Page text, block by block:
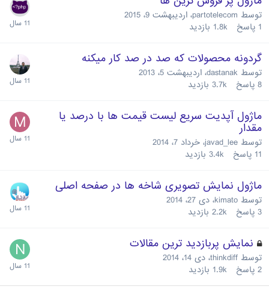
توسط partotelecom، اردیبهشت 9، 2015
1 پاسخ 1.8k بازدید
گردونه محصولات که صد در صد کار میکنه
توسط dastanak، اردیبهشت 5، 2013
8 پاسخ 3.7k بازدید
ماژول آپدیت سریع لیست قیمت ها با درصد یا
مقدار
توسط javad_lee، خرداد 7، 2014
11 پاسخ 3.4k بازدید
ماژول نمایش تصویری شاخه ها در صفحه اصلی
توسط kimato، دی 27، 2014
3 پاسخ 2.2k بازدید
نمایش پربازدید ترین مقالات
توسط thinkdiff، دی 14، 2014
2 پاسخ 1.9k بازدید